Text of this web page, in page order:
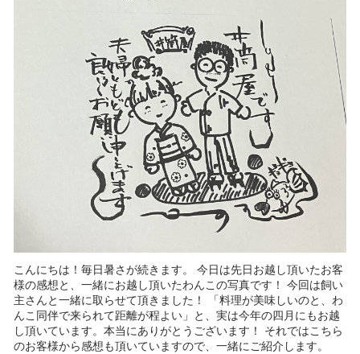
こんにちは！毎日暑さが続きます。 今日は先日お越し頂いたお客
様の感想と、一緒にお越し頂いたわんこの写真です！ 今回は飼い
主さんと一緒に取らせて頂きました！ 「料理が美味しいのと、わ
んこ同伴で来られて距離が程よい」と、実は今年の四月にもお越
し頂いています。本当にありがとうございます！ それではこちら
のお客様から感想も頂いていますので、一緒にご紹介します。